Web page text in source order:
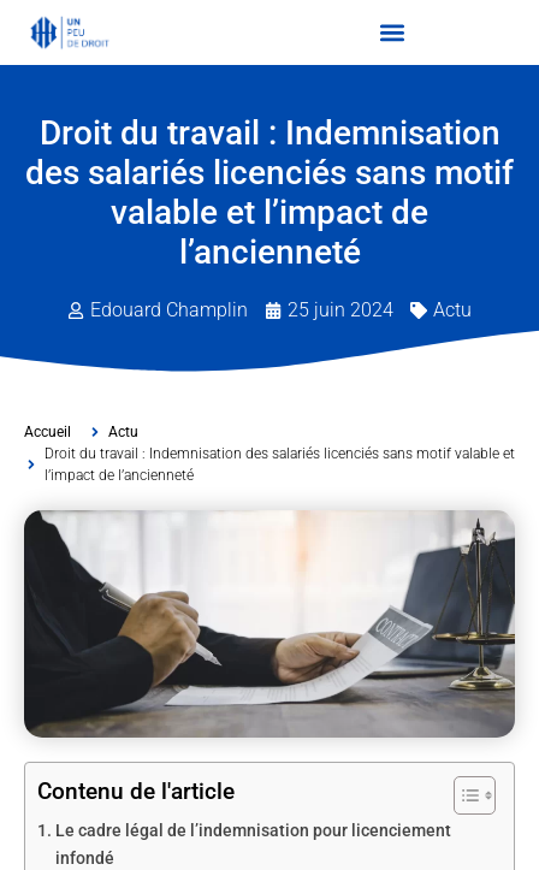
Droit du travail : Indemnisation
des salariés licenciés sans motif
valable et l’impact de
l’ancienneté
Edouard Champlin 25 juin 2024 Actu
Accueil
Actu
Droit du travail : Indemnisation des salariés licenciés sans motif valable et
l’impact de l’ancienneté
Contenu de l'article
Le cadre légal de l’indemnisation pour licenciement
infondé